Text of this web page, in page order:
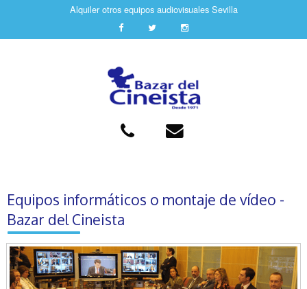
Alquiler otros equipos audiovisuales Sevilla
Equipos informáticos o montaje de vídeo -
Bazar del Cineista